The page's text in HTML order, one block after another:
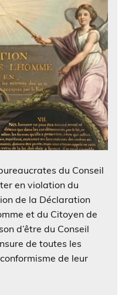
du Conseil
en violation du
de la Déclaration
et du Citoyen de
d’être du Conseil
de toutes les
de leur